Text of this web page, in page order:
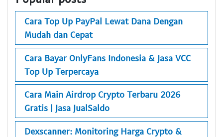
Cara Top Up PayPal Lewat Dana Dengan
Mudah dan Cepat
Cara Bayar OnlyFans Indonesia & Jasa VCC
Top Up Terpercaya
Cara Main Airdrop Crypto Terbaru 2026
Gratis | Jasa JualSaldo
Dexscanner: Monitoring Harga Crypto &